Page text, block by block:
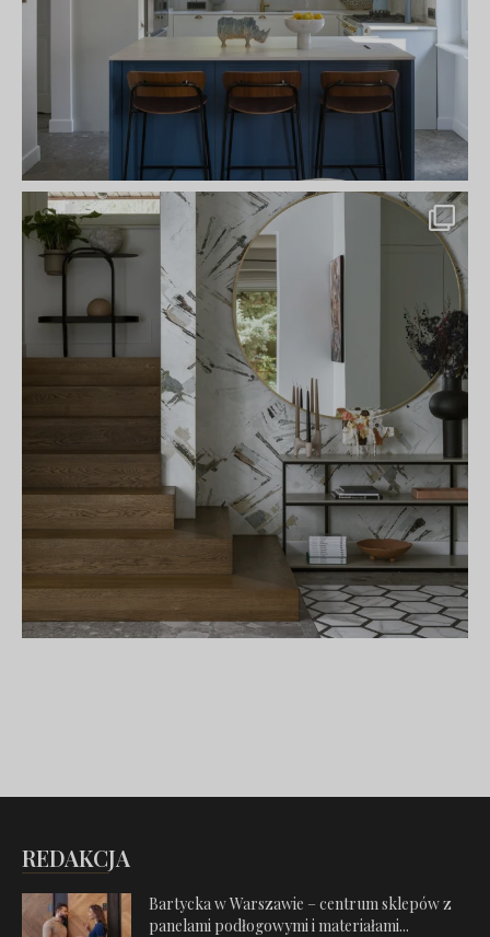
REDAKCJA
Bartycka w Warszawie – centrum sklepów z
panelami podłogowymi i materiałami...